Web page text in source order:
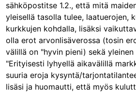
sähköpostitse 1.2., että mitä
yleisellä tasolla tulee, laatuerojen,
kurkkujen kohdalla, lisäksi
olla erot arvonlisäverossa (tosin
välillä on "hyvin pieni) sekä yleinen
"Erityisesti lyhyellä aikavälillä
suuria eroja kysyntä/
lisäsi ja huomautti, että myös